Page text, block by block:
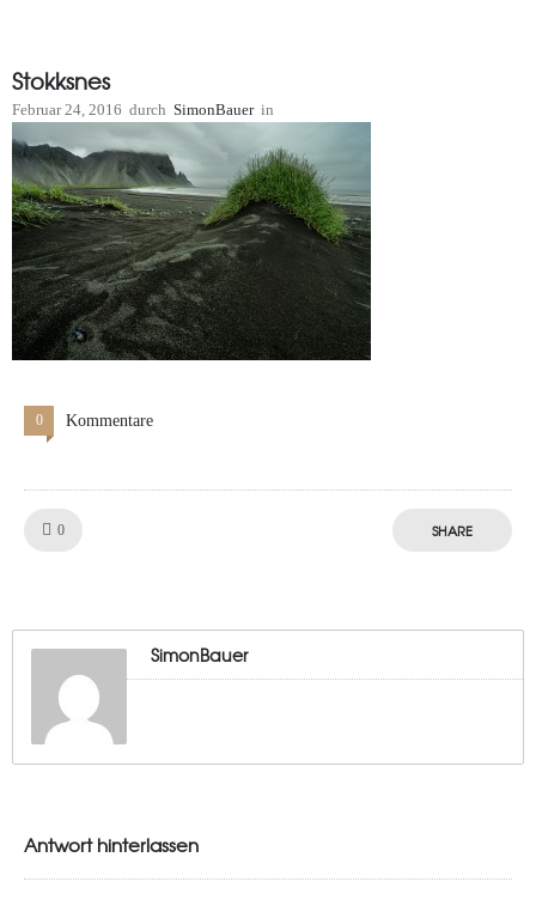
Stokksnes
Februar 24, 2016 durch SimonBauer in
0 Kommentare
0 SHARE
SimonBauer
Antwort hinterlassen